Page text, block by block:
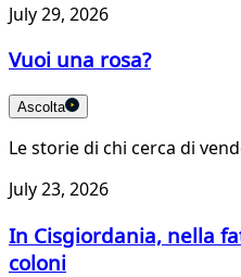
July 29, 2026
Vuoi una rosa?
Ascolta
Le storie di chi cerca di
July 23, 2026
In Cisgiordania, nella
coloni